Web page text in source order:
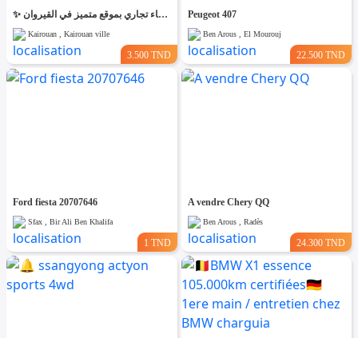
✨ للّكراء فضاء تجاري بموقع متميز في القيروان ✨
Kairouan , Kairouan ville
3.500 TND
Peugeot 407
Ben Arous , El Mourouj
22.500 TND
Ford fiesta 20707646
Sfax , Bir Ali Ben Khalifa
1 TND
A vendre Chery QQ
Ben Arous , Radès
24.300 TND